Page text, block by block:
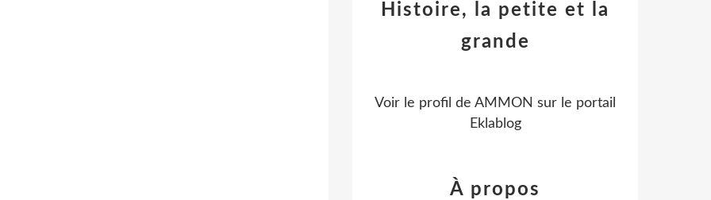
Histoire, la petite et la
grande
Voir le profil de AMMON sur le portail
Eklablog
À propos